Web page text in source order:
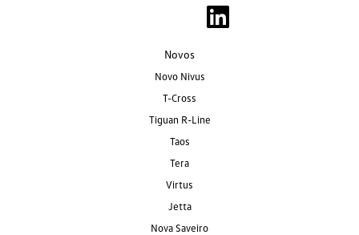
Novos
Novo Nivus
T-Cross
Tiguan R-Line
Taos
Tera
Virtus
Jetta
Nova Saveiro